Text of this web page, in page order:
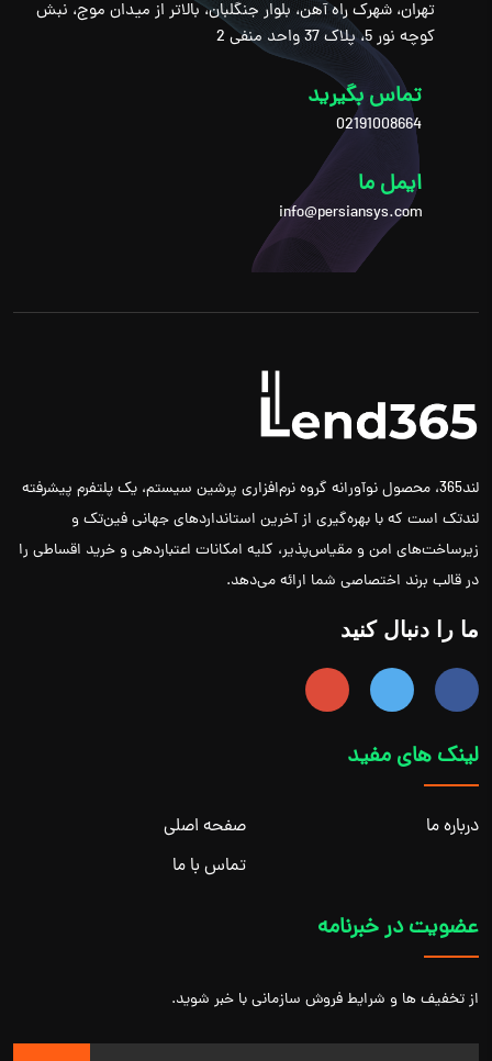
تهران، شهرک راه آهن، بلوار جنگلبان، بالاتر از میدان موج، نبش
کوچه نور 5، پلاک 37 واحد منفی 2
تماس بگیرید
02191008664
ایمل ما
info@persiansys.com
لند365، محصول نوآورانه گروه نرم‌افزاری پرشین سیستم، یک پلتفرم پیشرفته
لندتک است که با بهره‌گیری از آخرین استانداردهای جهانی فین‌تک و
زیرساخت‌های امن و مقیاس‌پذیر، کلیه امکانات اعتباردهی و خرید اقساطی را
در قالب برند اختصاصی شما ارائه می‌دهد.
ما را دنبال کنید
لینک های مفید
صفحه اصلی
درباره ما
تماس با ما
عضویت در خبرنامه
از تخفیف ها و شرایط فروش سازمانی با خبر شوید.